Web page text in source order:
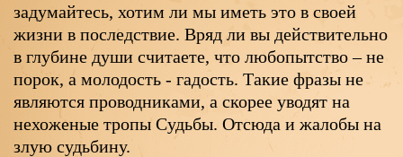
задумайтесь, хотим ли мы иметь это в своей
жизни в последствие. Вряд ли вы действительно
в глубине души считаете, что любопытство – не
порок, а молодость - гадость. Такие фразы не
являются проводниками, а скорее уводят на
нехоженые тропы Судьбы. Отсюда и жалобы на
злую судьбину.